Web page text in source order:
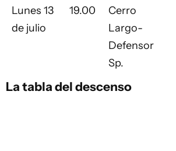
Lunes 13
de julio
19.00
Cerro
Largo-
Defensor
Sp.
La tabla del descenso